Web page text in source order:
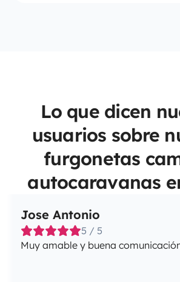
Lo que dicen
usuarios sobre
furgonetas
autocaravanas
Jose Antonio
5 / 5
Muy amable y buena